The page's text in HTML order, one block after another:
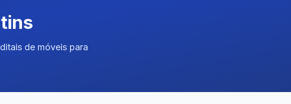
de móveis para